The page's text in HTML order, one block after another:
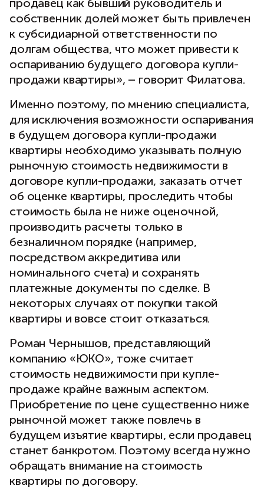
продавец как бывший руководитель и
собственник долей может быть привлечен
к субсидиарной ответственности по
долгам общества, что может привести к
оспариванию будущего договора купли-
продажи квартиры», – говорит Филатова.
Именно поэтому, по мнению специалиста,
для исключения возможности оспаривания
в будущем договора купли-продажи
квартиры необходимо указывать полную
рыночную стоимость недвижимости в
договоре купли-продажи, заказать отчет
об оценке квартиры, проследить чтобы
стоимость была не ниже оценочной,
производить расчеты только в
безналичном порядке (например,
посредством аккредитива или
номинального счета) и сохранять
платежные документы по сделке. В
некоторых случаях от покупки такой
квартиры и вовсе стоит отказаться.
Роман Чернышов, представляющий
компанию «ЮКО», тоже считает
стоимость недвижимости при купле-
продаже крайне важным аспектом.
Приобретение по цене существенно ниже
рыночной может также повлечь в
будущем изъятие квартиры, если продавец
станет банкротом. Поэтому всегда нужно
обращать внимание на стоимость
квартиры по договору.